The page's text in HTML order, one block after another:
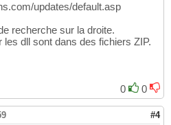
updates/default.asp
recherche sur la droite.
les dll sont dans des fichiers ZIP.
0
0
#4